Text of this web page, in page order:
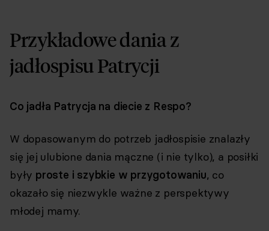
Przykładowe dania z
jadłospisu Patrycji
Co jadła Patrycja na diecie z Respo?
W dopasowanym do potrzeb jadłospisie znalazły
się jej ulubione dania mączne (i nie tylko), a posiłki
były proste i szybkie w przygotowaniu, co
okazało się niezwykle ważne z perspektywy
młodej mamy.